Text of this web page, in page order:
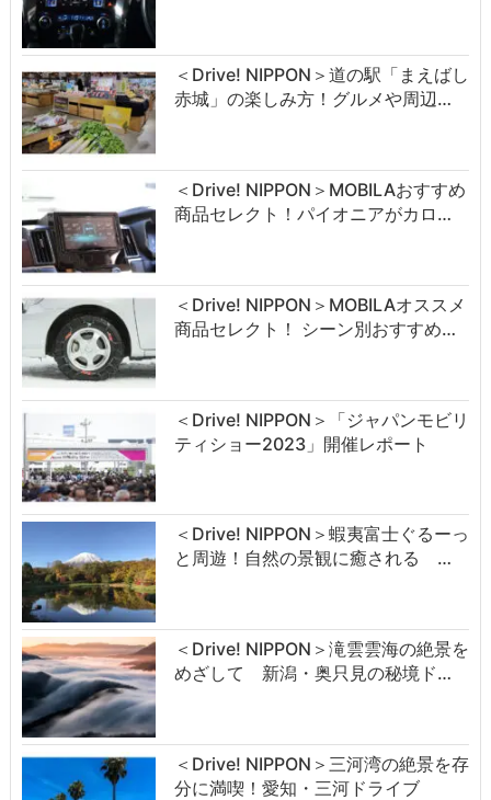
＜Drive! NIPPON＞道の駅「まえばし
赤城」の楽しみ方！グルメや周辺…
＜Drive! NIPPON＞MOBILAおすすめ
商品セレクト！パイオニアがカロ…
＜Drive! NIPPON＞MOBILAオススメ
商品セレクト！ シーン別おすすめ…
＜Drive! NIPPON＞「ジャパンモビリ
ティショー2023」開催レポート
＜Drive! NIPPON＞蝦夷富士ぐるーっ
と周遊！自然の景観に癒される …
＜Drive! NIPPON＞滝雲雲海の絶景を
めざして 新潟・奥只見の秘境ド…
＜Drive! NIPPON＞三河湾の絶景を存
分に満喫！愛知・三河ドライブ